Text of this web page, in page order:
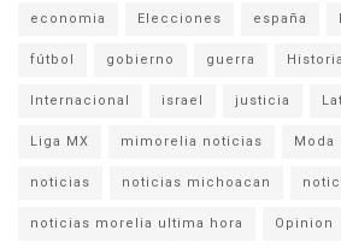
economia Elecciones españa
fútbol gobierno guerra Historia
Internacional israel justicia
Liga MX mimorelia noticias Moda
noticias noticias michoacan
noticias morelia ultima hora Opinion